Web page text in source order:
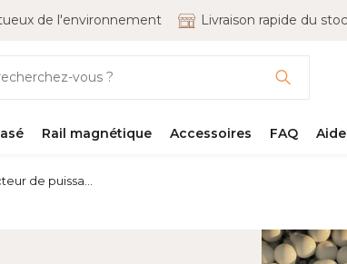
de l'environnement Livraison rapide du
Rail magnétique Accessoires FAQ
de puissa...